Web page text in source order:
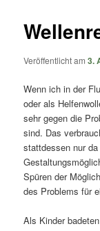
Veröffentlicht am3.
Wenn ich in der
oder als
sehr gegen die
sind. Das
stattdessen nur
Spüren der
des Problems für
Als Kinder